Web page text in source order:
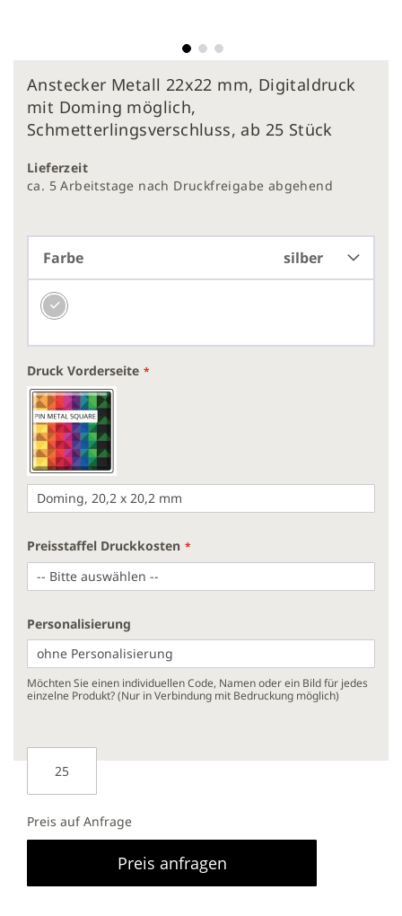
Anfang
Bildergalerie
springen
Anstecker Metall 22x22 mm, Digitaldruck
mit Doming möglich,
Schmetterlingsverschluss, ab 25 Stück
Lieferzeit
ca. 5 Arbeitstage nach Druckfreigabe abgehend
Farbe silber
Druck Vorderseite
Preisstaffel Druckkosten
Personalisierung
Möchten Sie einen individuellen Code, Namen oder ein Bild für jedes
einzelne Produkt? (Nur in Verbindung mit Bedruckung möglich)
Preis auf Anfrage
Preis anfragen